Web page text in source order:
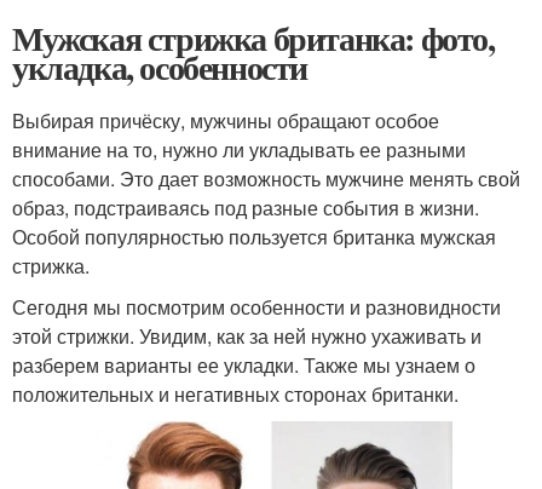
Мужская стрижка британка: фото,
укладка, особенности
Выбирая причёску, мужчины обращают особое
внимание на то, нужно ли укладывать ее разными
способами. Это дает возможность мужчине менять свой
образ, подстраиваясь под разные события в жизни.
Особой популярностью пользуется британка мужская
стрижка.
Сегодня мы посмотрим особенности и разновидности
этой стрижки. Увидим, как за ней нужно ухаживать и
разберем варианты ее укладки. Также мы узнаем о
положительных и негативных сторонах британки.